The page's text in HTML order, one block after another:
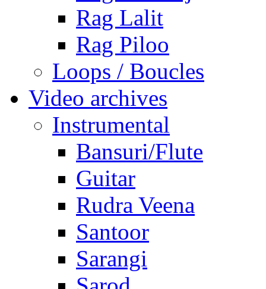
Rag Lalit
Rag Piloo
Loops / Boucles
Video archives
Instrumental
Bansuri/Flute
Guitar
Rudra Veena
Santoor
Sarangi